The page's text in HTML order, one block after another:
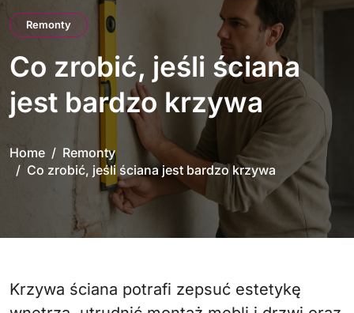
Remonty
Co zrobić, jeśli ściana
jest bardzo krzywa
Home
Remonty
Co zrobić, jeśli ściana jest bardzo krzywa
Krzywa ściana potrafi zepsuć estetykę